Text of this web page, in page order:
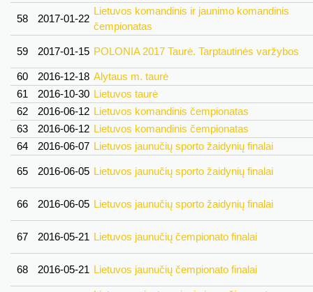
58 2017-01-22
Lietuvos komandinis ir jaunimo komandinis
čempionatas
59 2017-01-15 POLONIA 2017 Taurė. Tarptautinės varžybos
60 2016-12-18 Alytaus m. taurė
61
2016-10-30 Lietuvos taurė
62
2016-06-12 Lietuvos komandinis čempionatas
63
2016-06-12 Lietuvos komandinis čempionatas
64
2016-06-07 Lietuvos jaunučių sporto žaidynių finalai
65 2016-06-05 Lietuvos jaunučių sporto žaidynių finalai
66 2016-06-05 Lietuvos jaunučių sporto žaidynių finalai
67 2016-05-21 Lietuvos jaunučių čempionato finalai
68 2016-05-21 Lietuvos jaunučių čempionato finalai